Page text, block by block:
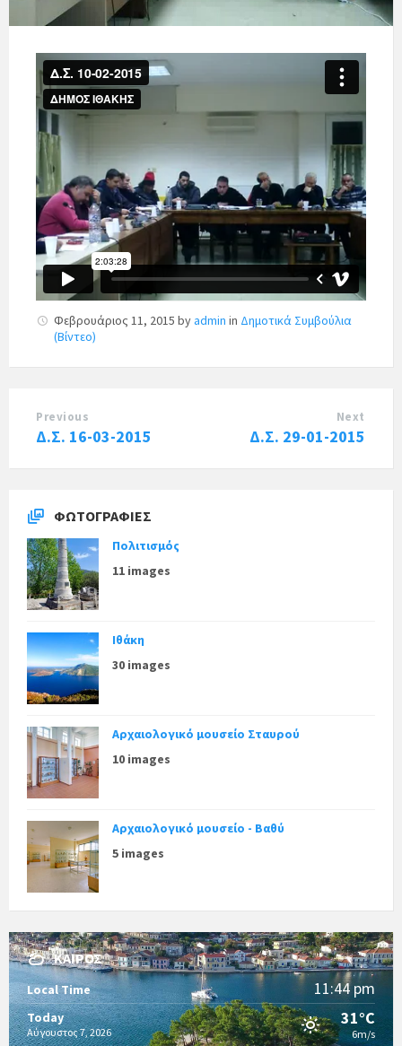
Φεβρουάριος 11, 2015 byadmin in Δημοτικά Συμβούλια
(Βίντεο)
Previous
Δ.Σ. 16-03-2015
Next
Δ.Σ. 29-01-2015
ΦΩΤΟΓΡΑΦΊΕΣ
Πολιτισμός
11 images
Ιθάκη
30 images
Αρχαιολογικό μουσείο Σταυρού
10 images
Αρχαιολογικό μουσείο - Βαθύ
5 images
ΚΑΙΡΌΣ
Local Time 11:44 pm
Today
Αύγουστος 7, 2026
31°C
6m/s